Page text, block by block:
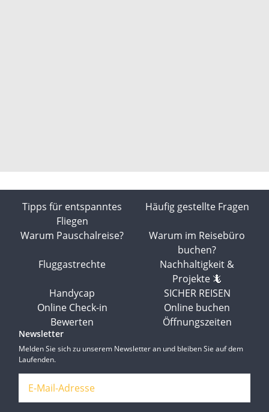
Tipps für entspanntes
Fliegen
Häufig gestellte Fragen
Warum Pauschalreise?
Warum im Reisebüro
buchen?
Fluggastrechte
Nachhaltigkeit &
Projekte 🦎
Handycap
SICHER REISEN
Online Check-in
Online buchen
Bewerten
Öffnungszeiten
Newsletter
Melden Sie sich zu unserem Newsletter an und bleiben Sie auf dem
Laufenden.